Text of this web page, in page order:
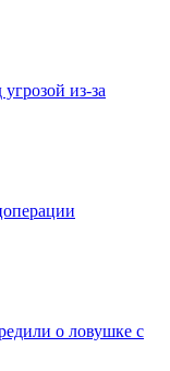
из-за
о ловушке с